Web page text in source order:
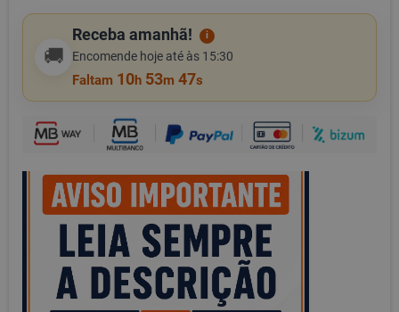
🚚
Receba amanhã! i
Encomende hoje até às 15:30
Faltam 10h 53m 47s